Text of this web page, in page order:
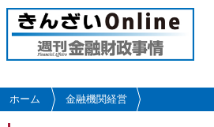
メ
イ
コ
ン
ホーム 金融機関経営